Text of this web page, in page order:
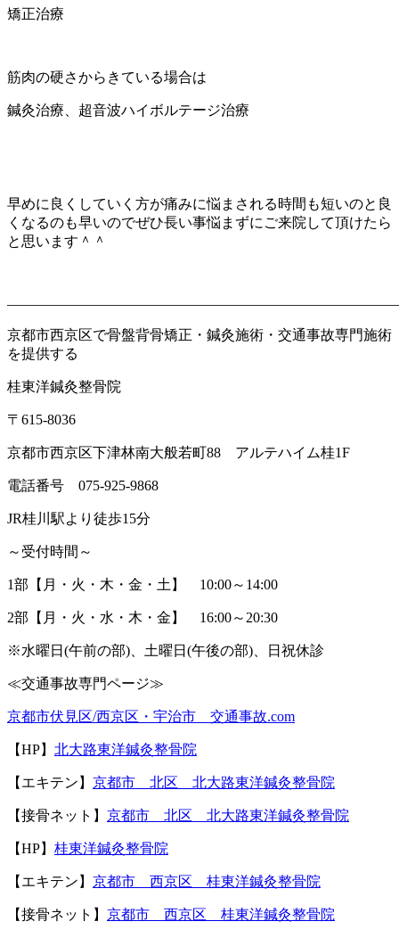
矯正治療
筋肉の硬さからきている場合は
鍼灸治療、超音波ハイボルテージ治療
早めに良くしていく方が痛みに悩まされる時間も短いのと良
くなるのも早いのでぜひ長い事悩まずにご来院して頂けたら
と思います＾＾
京都市西京区で骨盤背骨矯正・鍼灸施術・交通事故専門施術
を提供する
桂東洋鍼灸整骨院
〒 615-8036
京都市西京区下津林南大般若町88 アルテハイム桂1F
電話番号 075-925-9868
JR桂川駅より徒歩15分
～受付時間～
1部【月・火・木・金・土】 10:00～ 14:00
2部【月・火・水・木・金】 16:00～ 20:30
※水曜日 (午前の部) 、土曜日 (午後の部) 、日祝休診
≪交通事故専門ページ≫
京都市伏見区/西京区・宇治市 交通事故.com
【HP】 北大路東洋鍼灸整骨院
【エキテン】 京都市 北区 北大路東洋鍼灸整骨院
【接骨ネット】 京都市 北区 北大路東洋鍼灸整骨院
【HP】 桂東洋鍼灸整骨院
【エキテン】 京都市 西京区 桂東洋鍼灸整骨院
【接骨ネット】 京都市 西京区 桂東洋鍼灸整骨院